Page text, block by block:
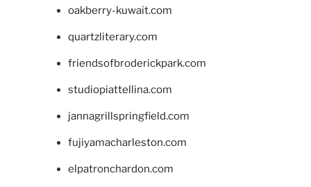
oakberry-kuwait.com
quartzliterary.com
friendsofbroderickpark.com
studiopiattellina.com
jannagrillspringfield.com
fujiyamacharleston.com
elpatronchardon.com